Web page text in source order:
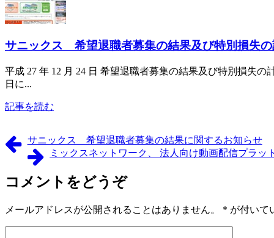
サニックス 希望退職者募集の結果及び特別損失
平成 27 年 12 月 24 日 希望退職者募集の結果及び特別損失の
日に...
記事を読む
サニックス 希望退職者募集の結果に関するお知らせ
ミックスネットワーク、 法人向け動画配信プラッ
コメントをどうぞ
メールアドレスが公開されることはありません。 * が付いて